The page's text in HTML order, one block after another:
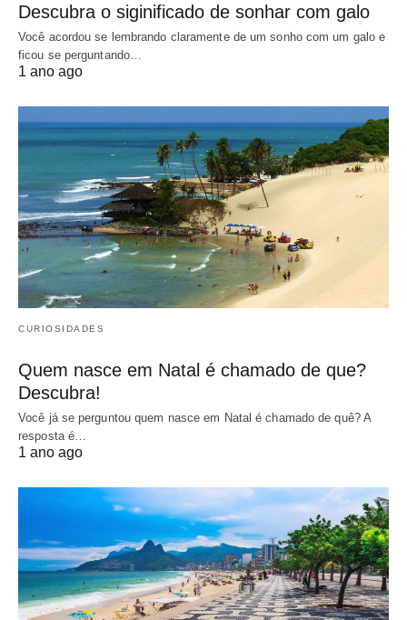
Descubra o siginificado de sonhar com galo
Você acordou se lembrando claramente de um sonho com um galo e
ficou se perguntando…
1 ano ago
CURIOSIDADES
Quem nasce em Natal é chamado de que?
Descubra!
Você já se perguntou quem nasce em Natal é chamado de quê? A
resposta é…
1 ano ago